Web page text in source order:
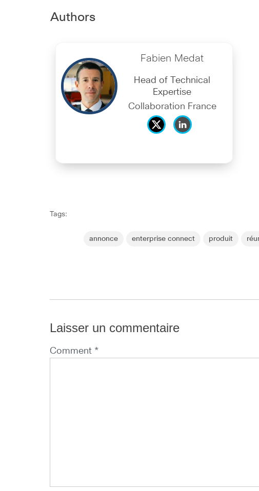
Authors
Fabien Medat
Head of Technical
Expertise
Collaboration France
Tags:
annonce enterprise connect produit
Laisser un commentaire
Comment *